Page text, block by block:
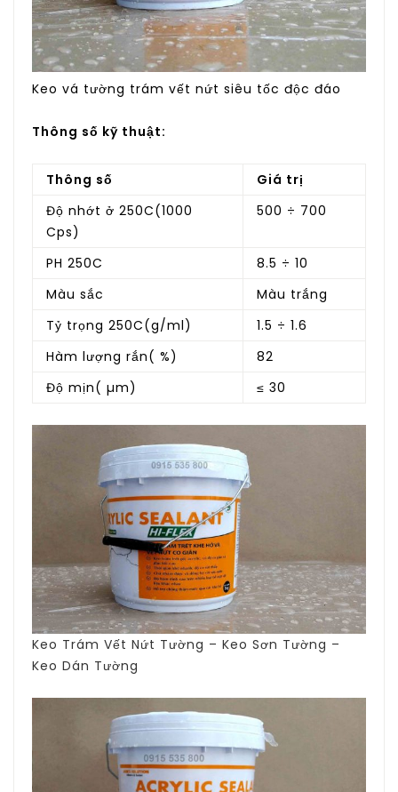
Keo vá tường trám vết nứt siêu tốc độc đáo
Thông số kỹ thuật:
Thông số
Giá trị
Độ nhớt ở 250C(1000
Cps)
500 ÷ 700
PH 250C
8.5 ÷ 10
Màu sắc
Màu trắng
Tỷ trọng 250C(g/ml)
1.5 ÷ 1.6
Hàm lượng rắn( %)
82
Độ mịn( µm)
≤ 30
Keo Trám Vết Nứt Tường – Keo Sơn Tường –
Keo Dán Tường